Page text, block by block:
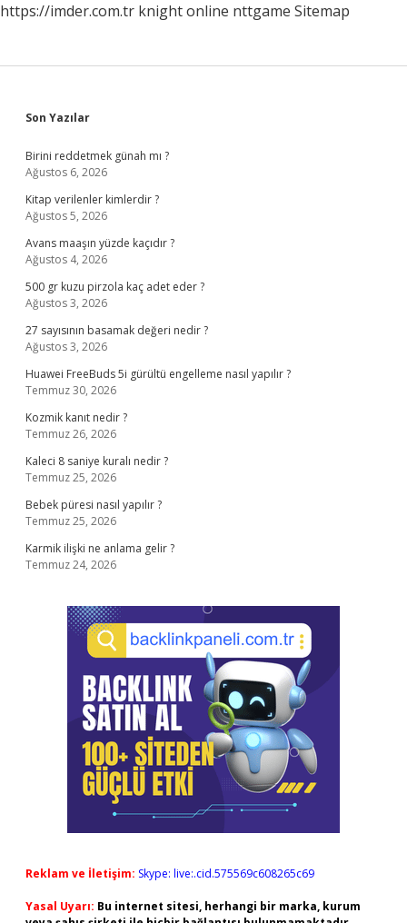
https://imder.com.tr knight online nttgame Sitemap
Sidebar
Son Yazılar
Birini reddetmek günah mı ?
Ağustos 6, 2026
Kitap verilenler kimlerdir ?
Ağustos 5, 2026
Avans maaşın yüzde kaçıdır ?
Ağustos 4, 2026
500 gr kuzu pirzola kaç adet eder ?
Ağustos 3, 2026
27 sayısının basamak değeri nedir ?
Ağustos 3, 2026
Huawei FreeBuds 5i gürültü engelleme nasıl yapılır ?
Temmuz 30, 2026
Kozmik kanıt nedir ?
Temmuz 26, 2026
Kaleci 8 saniye kuralı nedir ?
Temmuz 25, 2026
Bebek püresi nasıl yapılır ?
Temmuz 25, 2026
Karmik ilişki ne anlama gelir ?
Temmuz 24, 2026
Reklam ve İletişim: Skype: live:.cid.575569c608265c69
Yasal Uyarı: Bu internet sitesi, herhangi bir marka, kurum